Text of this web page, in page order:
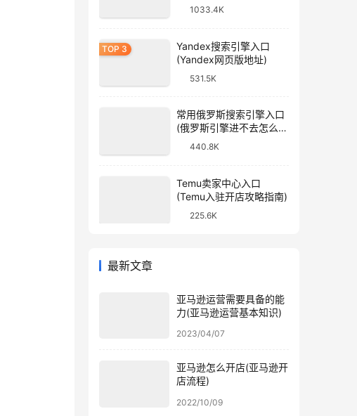
1033.4K
Yandex搜索引擎入口
(Yandex网页版地址)
531.5K
常用俄罗斯搜索引擎入口
(俄罗斯引擎进不去怎么
440.8K
Temu卖家中心入口
(Temu入驻开店攻略指南)
225.6K
最新文章
亚马逊运营需要具备的能
力(亚马逊运营基本知识)
2023/04/07
亚马逊怎么开店(亚马逊开
店流程)
2022/10/09